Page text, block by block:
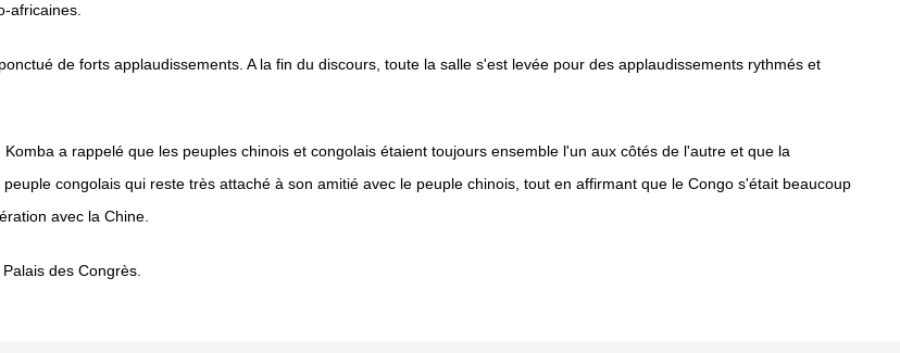
africaines.
de forts applaudissements. A la fin du discours, toute la salle s'est levée pour des applaudissements rythmés et
a rappelé que les peuples chinois et congolais étaient toujours ensemble l'un aux côtés de l'autre et que la
congolais qui reste très attaché à son amitié avec le peuple chinois, tout en affirmant que le Congo s'était beaucoup
avec la Chine.
des Congrès.